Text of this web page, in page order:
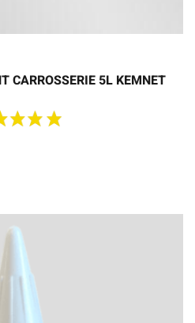
CARROSSERIE 5L KEMNET